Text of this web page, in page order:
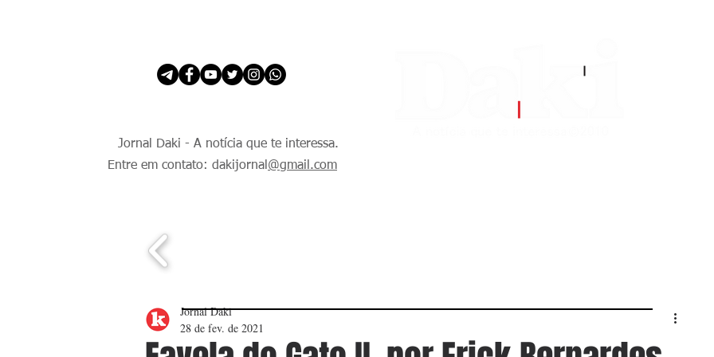
Jornal Daki - A notícia que te interessa.
Entre em contato: dakijornal @gmail.com
Jornal Daki
28 de fev. de 2021